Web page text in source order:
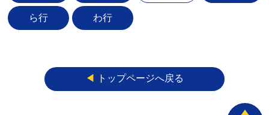
ら行 わ行
◀︎ トップページへ戻る